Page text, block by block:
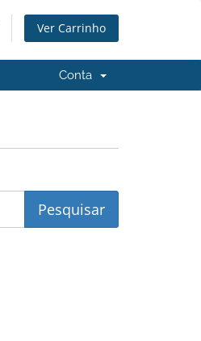
Ver Carrinho
Conta